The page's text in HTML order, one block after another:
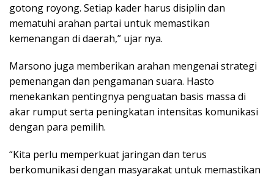
gotong royong. Setiap kader harus disiplin dan
mematuhi arahan partai untuk memastikan
kemenangan di daerah,” ujar nya.
Marsono juga memberikan arahan mengenai strategi
pemenangan dan pengamanan suara. Hasto
menekankan pentingnya penguatan basis massa di
akar rumput serta peningkatan intensitas komunikasi
dengan para pemilih.
“Kita perlu memperkuat jaringan dan terus
berkomunikasi dengan masyarakat untuk memastikan